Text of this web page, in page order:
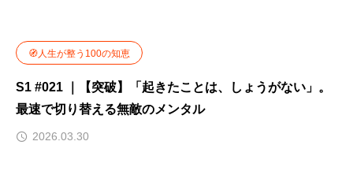
🧭人生が整う100の知恵
S1 #021 ｜【突破】「起きたことは、しょうがない」。
最速で切り替える無敵のメンタル
2026.03.30